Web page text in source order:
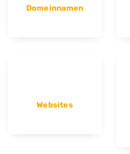
Domeinnamen
Websites